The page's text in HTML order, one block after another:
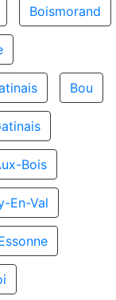
Boismorand
Bou
Bois
En-Val